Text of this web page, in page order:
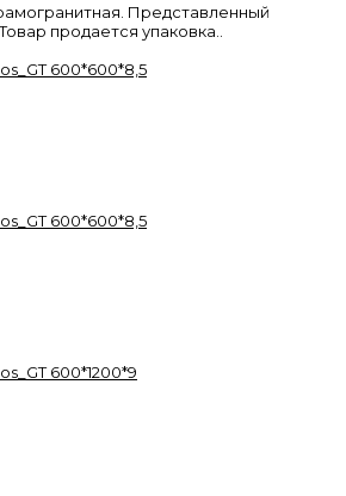
Представленный
продается упаковка..
600*600*8,5
600*600*8,5
600*1200*9